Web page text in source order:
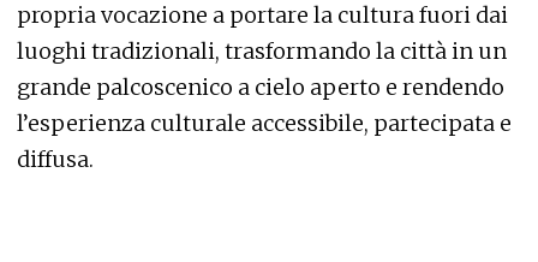
propria vocazione a portare la cultura fuori dai
luoghi tradizionali, trasformando la città in un
grande palcoscenico a cielo aperto e rendendo
l’esperienza culturale accessibile, partecipata e
diffusa.